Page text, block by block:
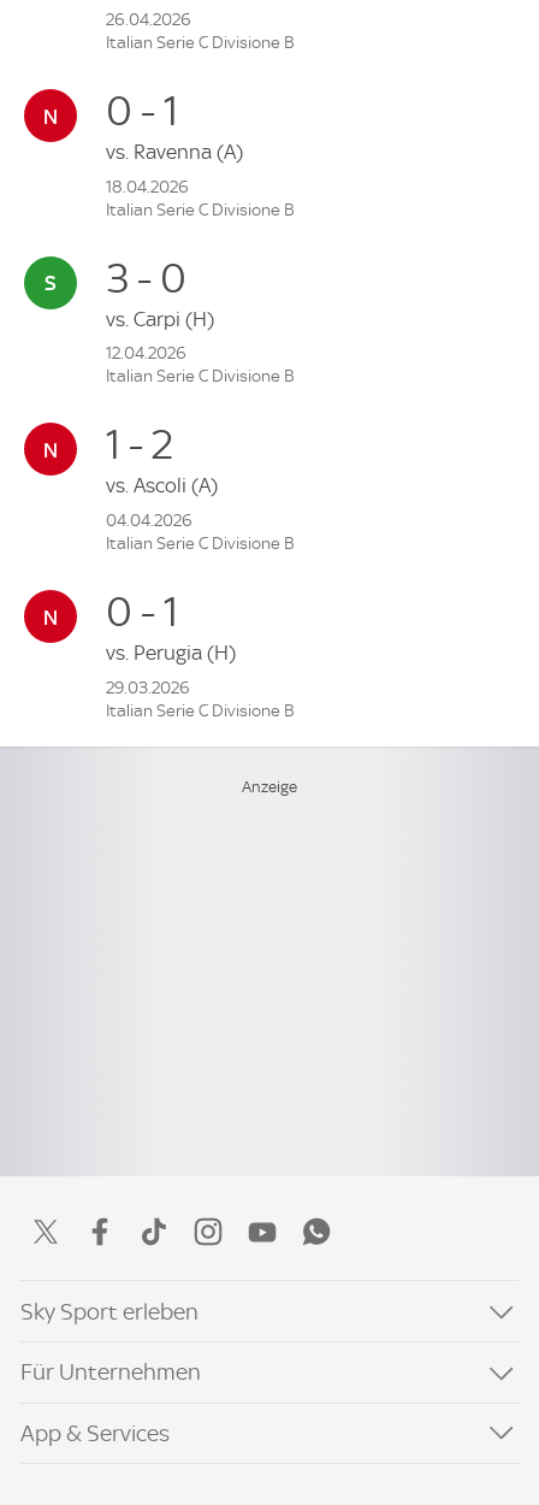
26.04.2026
Italian Serie C Divisione B
0 - 1
vs. Ravenna (A)
18.04.2026
Italian Serie C Divisione B
3 - 0
vs. Carpi (H)
12.04.2026
Italian Serie C Divisione B
1 - 2
vs. Ascoli (A)
04.04.2026
Italian Serie C Divisione B
0 - 1
vs. Perugia (H)
29.03.2026
Italian Serie C Divisione B
Sky Sport erleben
Für Unternehmen
App & Services